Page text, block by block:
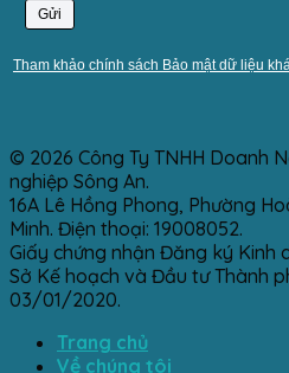
Tham khảo chính sách Bảo mật dữ liệu
© 2026 Công Ty TNHH Doanh
nghiệp Sông An.
16A Lê Hồng Phong, Phường
Minh. Điện thoại: 19008052.
Giấy chứng nhận Đăng ký Kinh
Sở Kế hoạch và Đầu tư Thành
03/01/2020.
Trang chủ
Về chúng tôi